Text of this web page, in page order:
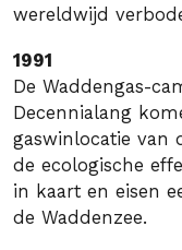
wereldwijd
1991
De Waddengas-
Decennialang
gaswinlocatie van
de ecologische
in kaart en eisen
de Waddenzee.